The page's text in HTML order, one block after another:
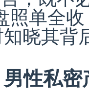
照单全
晓其背
性私